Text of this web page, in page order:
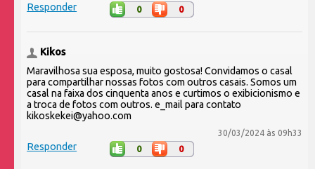
Responder 0 0
Kikos
Maravilhosa sua esposa, muito gostosa! Convidamos o casal
para compartilhar nossas fotos com outros casais. Somos um
casal na faixa dos cinquenta anos e curtimos o exibicionismo e
a troca de fotos com outros. e_mail para contato
kikoskekei@yahoo.com
30/03/2024 às 09h33
Responder 0 0